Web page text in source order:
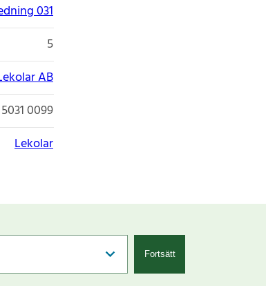
031
5
AB
5031 0099
Lekolar
Fortsätt